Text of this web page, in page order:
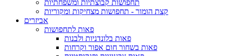
תחפושות קבוצתיות ומשפחתיות
קצת הומור - תחפושות מצחיקות ומקוריות
אביזרים
פאות לתחפושות
פאות בלונדניות ולבנות
פאות בשחור חום אפור וקרחות